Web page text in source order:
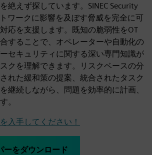
絶えず探しています。SINEC Security
ワークに影響を及ぼす脅威を完全に可
応を支援します。既知の脆弱性をOT
することで、オペレーターや自動化の
セキュリティに関する深い専門知識が
クを理解できます。リスクベースの分
れた緩和策の提案、統合されたタスク
継続しながら、問題を効率的に計画、
。
入手してください！
ーをダウンロード